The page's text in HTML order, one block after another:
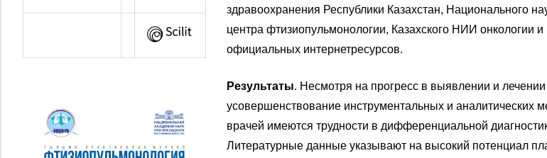
здравоохранения Республики Казахстан, Национального
центра фтизиопульмонологии, Казахского НИИ онкологии и
официальных интернетресурсов.
Результаты. Несмотря на прогресс в выявлении и лечении
усовершенствование инструментальных и аналитических
врачей имеются трудности в дифференциальной
Литературные данные указывают на высокий потенциал